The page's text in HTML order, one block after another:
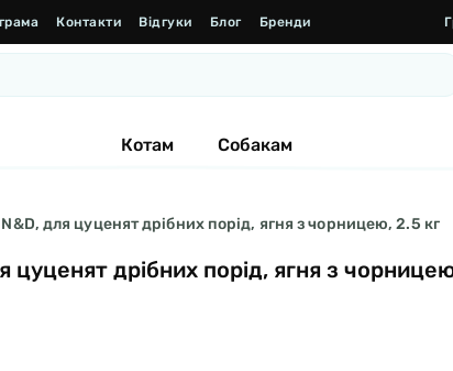
Контакти Відгуки Блог Бренди
Котам Собакам
для цуценят дрібних порід, ягня з чорницею, 2.5 кг
дрібних порід, ягня з